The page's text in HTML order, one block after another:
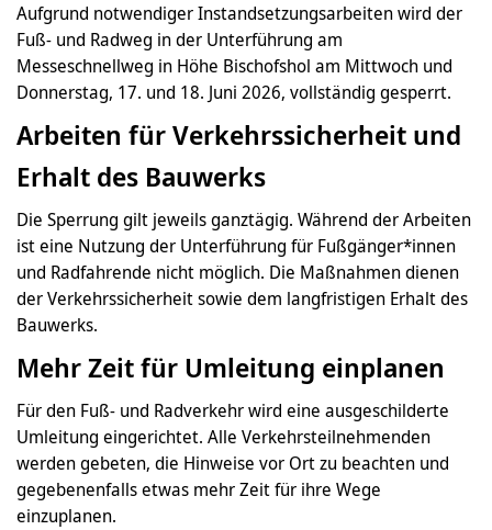
Aufgrund notwendiger Instandsetzungsarbeiten wird der
Fuß- und Radweg in der Unterführung am
Messeschnellweg in Höhe Bischofshol am Mittwoch und
Donnerstag, 17. und 18. Juni 2026, vollständig gesperrt.
Arbeiten für Verkehrssicherheit und
Erhalt des Bauwerks
Die Sperrung gilt jeweils ganztägig. Während der Arbeiten
ist eine Nutzung der Unterführung für Fußgänger*innen
und Radfahrende nicht möglich. Die Maßnahmen dienen
der Verkehrssicherheit sowie dem langfristigen Erhalt des
Bauwerks.
Mehr Zeit für Umleitung einplanen
Für den Fuß- und Radverkehr wird eine ausgeschilderte
Umleitung eingerichtet. Alle Verkehrsteilnehmenden
werden gebeten, die Hinweise vor Ort zu beachten und
gegebenenfalls etwas mehr Zeit für ihre Wege
einzuplanen.